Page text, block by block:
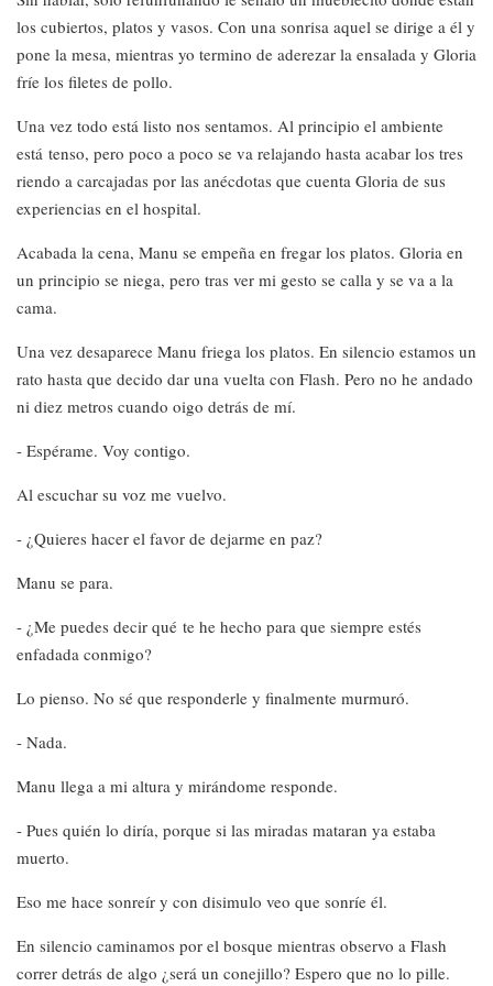
los cubiertos, platos y vasos. Con una sonrisa aquel se dirige a él y
pone la mesa, mientras yo termino de aderezar la ensalada y Gloria
fríe los filetes de pollo.
Una vez todo está listo nos sentamos. Al principio el ambiente
está tenso, pero poco a poco se va relajando hasta acabar los tres
riendo a carcajadas por las anécdotas que cuenta Gloria de sus
experiencias en el hospital.
Acabada la cena, Manu se empeña en fregar los platos. Gloria en
un principio se niega, pero tras ver mi gesto se calla y se va a la
cama.
Una vez desaparece Manu friega los platos. En silencio estamos un
rato hasta que decido dar una vuelta con Flash. Pero no he andado
ni diez metros cuando oigo detrás de mí.
- Espérame. Voy contigo.
Al escuchar su voz me vuelvo.
- ¿Quieres hacer el favor de dejarme en paz?
Manu se para.
- ¿Me puedes decir qué te he hecho para que siempre estés
enfadada conmigo?
Lo pienso. No sé que responderle y finalmente murmuró.
- Nada.
Manu llega a mi altura y mirándome responde.
- Pues quién lo diría, porque si las miradas mataran ya estaba
muerto.
Eso me hace sonreír y con disimulo veo que sonríe él.
En silencio caminamos por el bosque mientras observo a Flash
correr detrás de algo ¿será un conejillo? Espero que no lo pille.